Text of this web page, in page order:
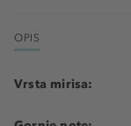
OPIS
Vrsta mirisa: